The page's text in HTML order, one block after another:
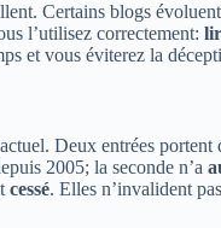
Certains blogs
l’utilisez correctement:
et vous éviterez la
Deux entrées portent
2005; la seconde n’a
cessé. Elles n’invalident